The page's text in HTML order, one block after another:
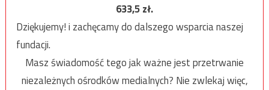
633,5zł.
Dziękujemy! i zachęcamy do dalszego wsparcia naszej
fundacji.
Masz świadomość tego jak ważne jest przetrwanie
niezależnych ośrodków medialnych? Nie zwlekaj więc,